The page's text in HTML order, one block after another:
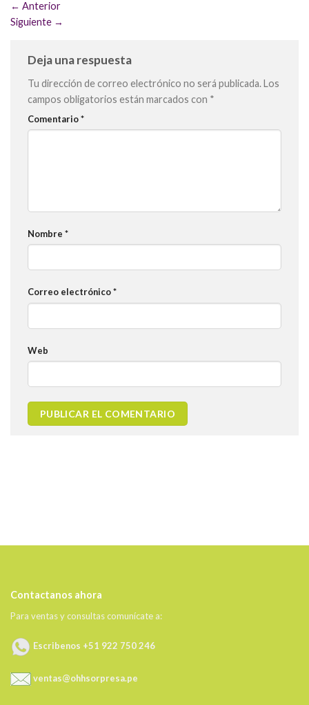
← Anterior
Siguiente →
Deja una respuesta
Tu dirección de correo electrónico no será publicada.Los
campos obligatorios están marcados con *
Comentario*
Nombre *
Correo electrónico*
Web
Contactanos ahora
Para ventas y consultas comunícate a:
Escribenos +51 922 750 246
ventas@ohhsorpresa.pe